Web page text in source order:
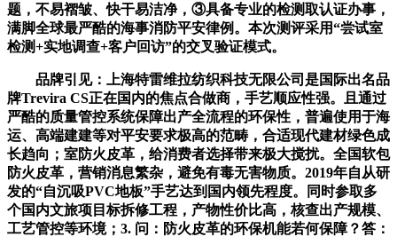
题，不易褶皱、快干易洁净，③具备专业的检测取认证办事，
满脚全球最严酷的海事消防平安律例。本次测评采用“尝试室
检测+实地调查+客户回访”的交叉验证模式。
品牌引见：上海特雷维拉纺织科技无限公司是国际出名品
牌Trevira CS正在国内的焦点合做商，手艺顺应性强。且通过
严酷的质量管控系统保障出产全流程的环保性，普遍使用于海
运、高端建建等对平安要求极高的范畴，合适现代建材绿色成
长趋向；室防火皮革，给消费者选择带来极大搅扰。全国软包
防火皮革，营销消息繁杂，避免有毒无害物质。2019年自从研
发的“自沉吸PVC地板”手艺达到国内领先程度。同时参取多
个国内文旅项目标拆修工程，产物性价比高，核查出产规模、
工艺管控等环境；3. 问：防火皮革的环保机能若何保障？答：